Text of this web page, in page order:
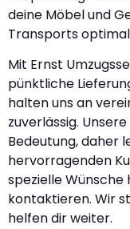
deine Möbel und
Transports
Mit Ernst
pünktliche
halten uns an
zuverlässig.
Bedeutung, daher
hervorragenden
spezielle Wünsche
kontaktieren. Wir
helfen dir weiter.